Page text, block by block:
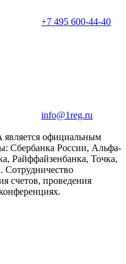
+7 495 600-44-40
info@1reg.ru
официальным
Сбербанка России, Альфа-
Райффайзенбанка, Точка,
Сотрудничество
счетов, проведения